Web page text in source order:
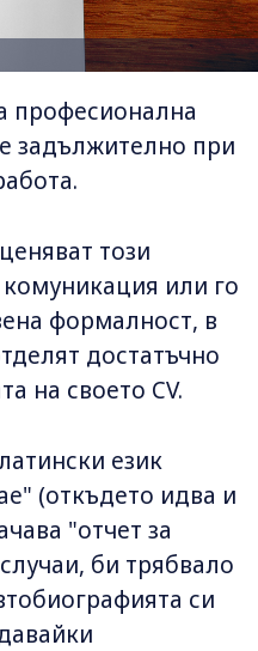
професионална
задължително при
този
или го
формалност, в
достатъчно
на своето CV.
език
(откъдето идва и
"отчет за
би трябвало
си